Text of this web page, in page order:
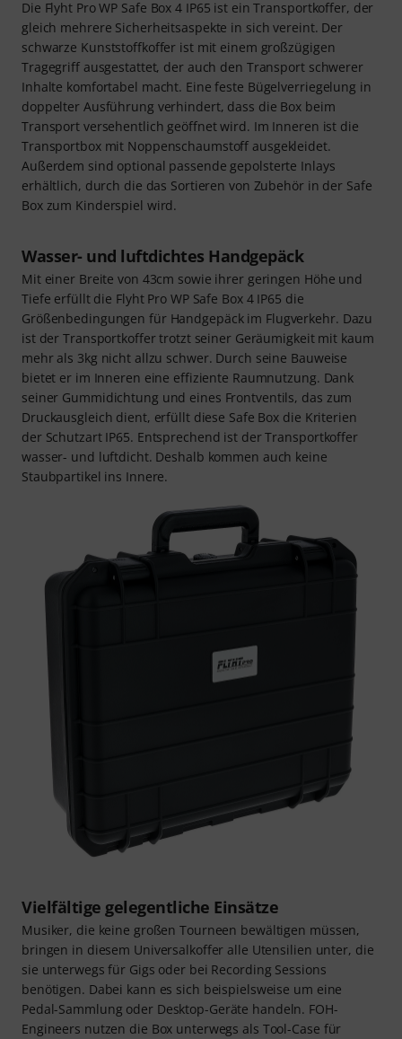
Die Flyht Pro WP Safe Box 4 IP65 ist ein Transportkoffer, der
gleich mehrere Sicherheitsaspekte in sich vereint. Der
schwarze Kunststoffkoffer ist mit einem großzügigen
Tragegriff ausgestattet, der auch den Transport schwerer
Inhalte komfortabel macht. Eine feste Bügelverriegelung in
doppelter Ausführung verhindert, dass die Box beim
Transport versehentlich geöffnet wird. Im Inneren ist die
Transportbox mit Noppenschaumstoff ausgekleidet.
Außerdem sind optional passende gepolsterte Inlays
erhältlich, durch die das Sortieren von Zubehör in der Safe
Box zum Kinderspiel wird.
Wasser- und luftdichtes Handgepäck
Mit einer Breite von 43cm sowie ihrer geringen Höhe und
Tiefe erfüllt die Flyht Pro WP Safe Box 4 IP65 die
Größenbedingungen für Handgepäck im Flugverkehr. Dazu
ist der Transportkoffer trotzt seiner Geräumigkeit mit kaum
mehr als 3kg nicht allzu schwer. Durch seine Bauweise
bietet er im Inneren eine effiziente Raumnutzung. Dank
seiner Gummidichtung und eines Frontventils, das zum
Druckausgleich dient, erfüllt diese Safe Box die Kriterien
der Schutzart IP65. Entsprechend ist der Transportkoffer
wasser- und luftdicht. Deshalb kommen auch keine
Staubpartikel ins Innere.
Vielfältige gelegentliche Einsätze
Musiker, die keine großen Tourneen bewältigen müssen,
bringen in diesem Universalkoffer alle Utensilien unter, die
sie unterwegs für Gigs oder bei Recording Sessions
benötigen. Dabei kann es sich beispielsweise um eine
Pedal-Sammlung oder Desktop-Geräte handeln. FOH-
Engineers nutzen die Box unterwegs als Tool-Case für